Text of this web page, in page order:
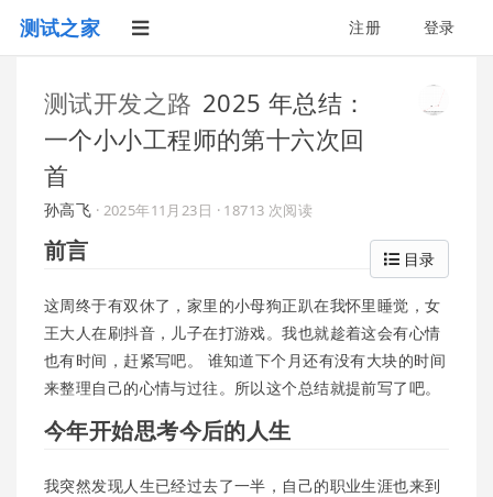
测试之家 注册 登录
测试开发之路 2025 年总结：
一个小小工程师的第十六次回
首
孙高飞 · 2025年11月23日 · 18713 次阅读
目录
前言
这周终于有双休了，家里的小母狗正趴在我怀里睡觉，女
王大人在刷抖音，儿子在打游戏。我也就趁着这会有心情
也有时间，赶紧写吧。 谁知道下个月还有没有大块的时间
来整理自己的心情与过往。所以这个总结就提前写了吧。
今年开始思考今后的人生
我突然发现人生已经过去了一半，自己的职业生涯也来到